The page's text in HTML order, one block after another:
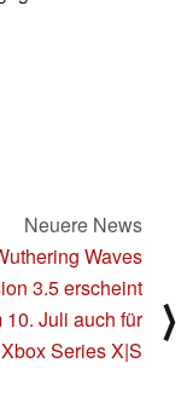
Neuere News
Waves
3.5 erscheint
10. Juli auch für
Xbox Series X|S
⟩